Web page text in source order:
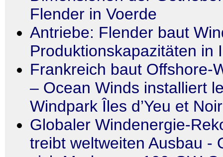
Flender in Voerde
Antriebe: Flender baut
Produktionskapazitäten in
Frankreich baut Offshore-
– Ocean Winds installiert
Windpark Îles d’Yeu et
Globaler Windenergie-
treibt weltweiten Ausbau -